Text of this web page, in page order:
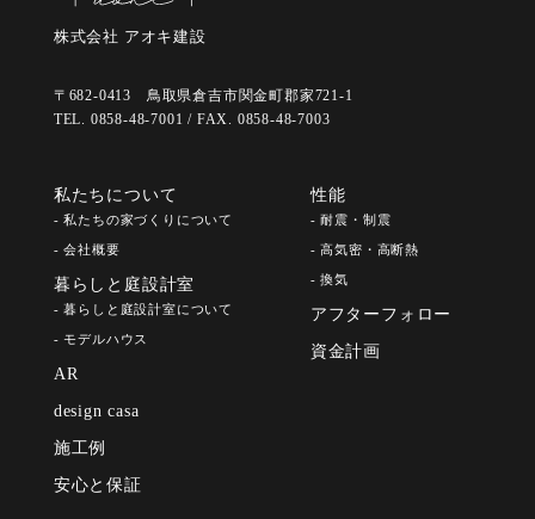
株式会社 アオキ建設
〒682-0413 鳥取県倉吉市関金町郡家721-1
TEL. 0858-48-7001 / FAX. 0858-48-7003
私たちについて
- 私たちの家づくりについて
- 会社概要
暮らしと庭設計室
- 暮らしと庭設計室について
- モデルハウス
AR
design casa
施工例
安心と保証
性能
- 耐震・制震
- 高気密・高断熱
- 換気
アフターフォロー
資金計画